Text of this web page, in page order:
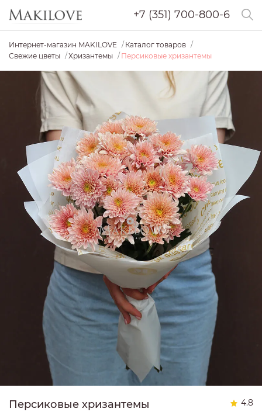
+7 (351) 700-800-6
Интернет-магазин MAKILOVE
Каталог товаров
Свежие цветы
Хризантемы Персиковые хризантемы
Персиковые хризантемы 4.8